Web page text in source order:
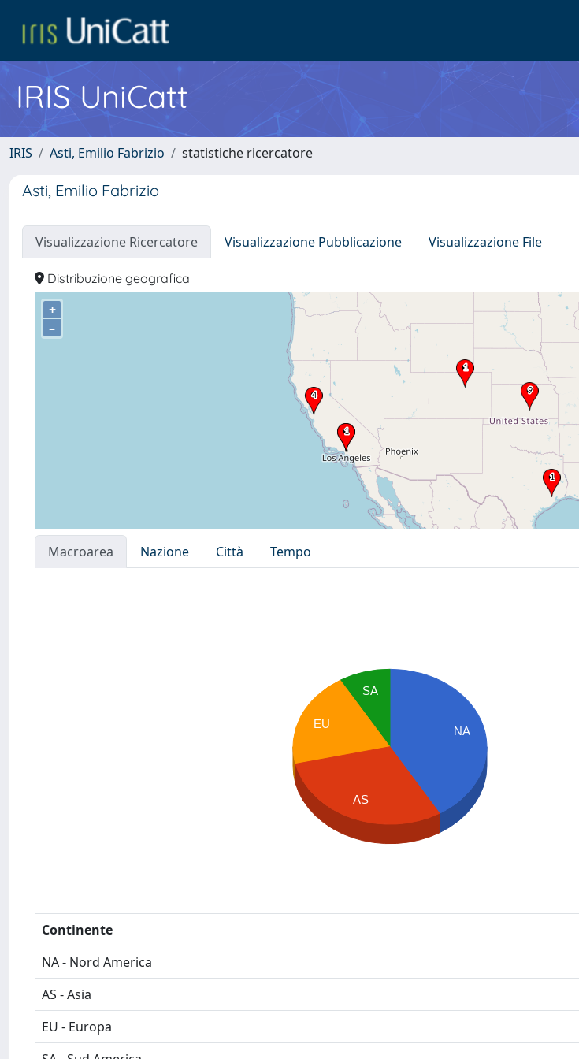
IRIS UniCatt
IRIS Asti, Emilio Fabrizio statistiche ricercatore
Asti, Emilio Fabrizio
Visualizzazione Ricercatore Visualizzazione Pubblicazione Visualizzazione File
Distribuzione geografica
+
–
Macroarea Nazione Città
Tempo
NA
SA
EU
AS
Continente
NA - Nord America
AS - Asia
EU - Europa